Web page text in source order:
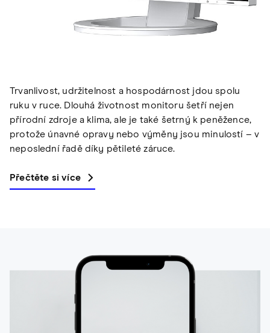
Trvanlivost, udržitelnost a hospodárnost jdou spolu
ruku v ruce. Dlouhá životnost monitoru šetří nejen
přírodní zdroje a klima, ale je také šetrný k peněžence,
protože únavné opravy nebo výměny jsou minulostí – v
neposlední řadě díky pětileté záruce.
Přečtěte si více